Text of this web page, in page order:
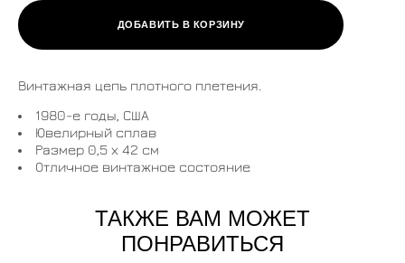
ДОБАВИТЬ В КОРЗИНУ
Винтажная цепь плотного плетения.
1980-е годы, США
Ювелирный сплав
Размер 0,5 х 42 см
Отличное винтажное состояние
ТАКЖЕ ВАМ МОЖЕТ
ПОНРАВИТЬСЯ